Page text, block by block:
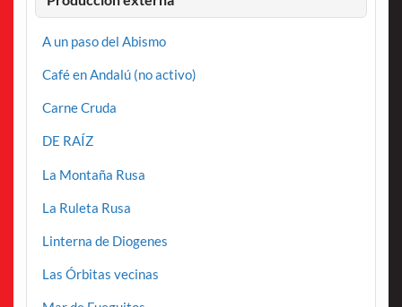
A un paso del Abismo
Café en Andalú (no activo)
Carne Cruda
DE RAÍZ
La Montaña Rusa
La Ruleta Rusa
Linterna de Diogenes
Las Órbitas vecinas